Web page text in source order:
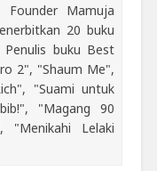
Mamuja
20 buku
buku Best
2", "Shaum Me",
"Suami untuk
"Magang 90
"Menikahi Lelaki